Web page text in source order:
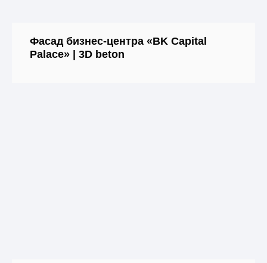
Фасад бизнес-центра «BK Capital
Palace» | 3D beton